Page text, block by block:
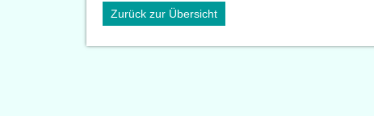
Zurück zur Übersicht